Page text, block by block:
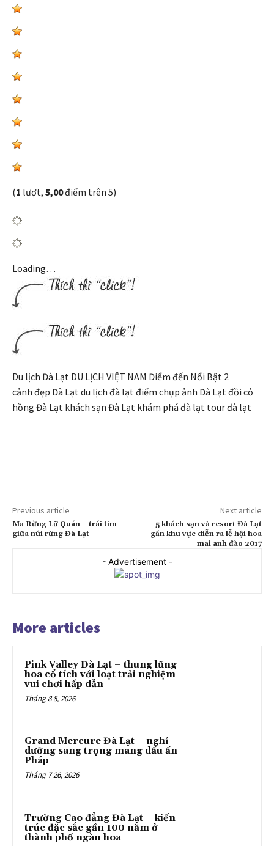
(1 lượt, 5,00điểm trên 5)
Loading…
Du lịch Đà Lạt DU LỊCH VIỆT NAM Điểm đến Nổi Bật 2
cảnh đẹp Đà Lạt du lịch đà lạt điểm chụp ảnh Đà Lạt đồi cỏ
hồng Đà Lạt khách sạn Đà Lạt khám phá đà lạt tour đà lạt
Previous article
Ma Rừng Lữ Quán – trái tim
giữa núi rừng Đà Lạt
Next article
5 khách sạn và resort Đà Lạt
gần khu vực diễn ra lễ hội hoa
mai anh đào 2017
- Advertisement -
More articles
Pink Valley Đà Lạt – thung lũng
hoa cổ tích với loạt trải nghiệm
vui chơi hấp dẫn
Tháng 8 8, 2026
Grand Mercure Đà Lạt – nghỉ
dưỡng sang trọng mang dấu ấn
Pháp
Tháng 7 26, 2026
Trường Cao đẳng Đà Lạt – kiến
trúc đặc sắc gần 100 năm ở
thành phố ngàn hoa